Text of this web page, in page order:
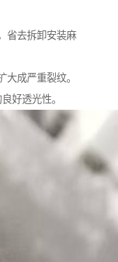
省去拆卸安装麻
成严重裂纹。
好透光性。